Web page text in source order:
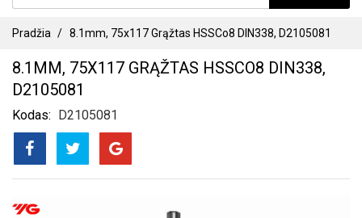
Pradžia 8.1mm, 75x117 Grąžtas HSSCo8 DIN338, D2105081
8.1MM, 75X117 GRĄŽTAS HSSCO8 DIN338,
D2105081
Kodas D2105081
PEREITI